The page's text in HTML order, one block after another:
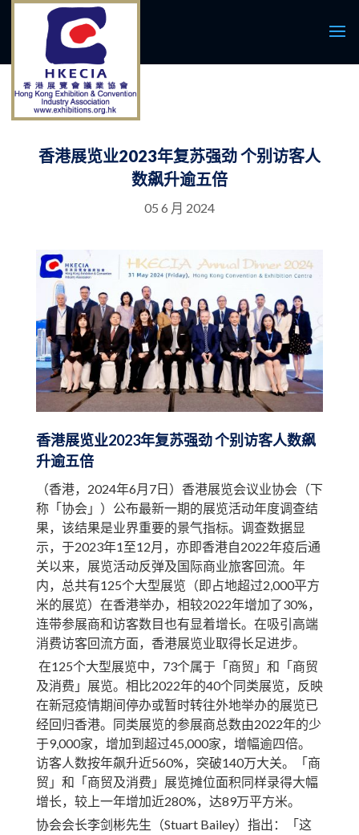
香港展览业2023年复苏强劲 个别访客人
数飙升逾五倍
05 6 月 2024
香港展览业2023年复苏强劲 个别访客人数飙
升逾五倍
（香港，2024年6月7日）香港展览会议业协会（下
称「协会」）公布最新一期的展览活动年度调查结
果，该结果是业界重要的景气指标。调查数据显
示，于2023年1至12月，亦即香港自2022年疫后通
关以来，展览活动反弹及国际商业旅客回流。年
内，总共有125个大型展览（即占地超过2,000平方
米的展览）在香港举办，相较2022年增加了30%，
连带参展商和访客数目也有显着增长。在吸引高端
消费访客回流方面，香港展览业取得长足进步。
在125个大型展览中，73个属于「商贸」和「商贸
及消费」展览。相比2022年的40个同类展览，反映
在新冠疫情期间停办或暂时转往外地举办的展览已
经回归香港。同类展览的参展商总数由2022年的少
于9,000家，增加到超过45,000家，增幅逾四倍。
访客人数按年飙升近560%，突破140万大关。「商
贸」和「商贸及消费」展览摊位面积同样录得大幅
增长，较上一年增加近280%，达89万平方米。
协会会长李剑彬先生（Stuart Bailey）指出：「这